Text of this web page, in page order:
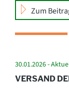
Zum
30.01.2026 -
VERSAND